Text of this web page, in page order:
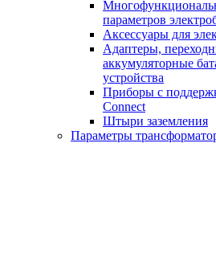
параметров
Аксессуары для
Адаптеры,
аккумуляторные
устройства
Приборы с
Connect
Штыри заземления
Параметры